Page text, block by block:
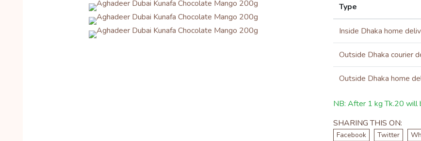
Type
Inside Dhaka home
Outside Dhaka courier
Outside Dhaka home
NB: After 1 kg Tk.20 will
SHARING THIS ON:
Facebook Twitter